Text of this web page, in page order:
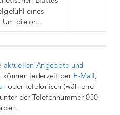
eines
Um die or...
aktuellen Angebote und
können jederzeit per E-Mail,
oder telefonisch (während
der Telefonnummer 030-